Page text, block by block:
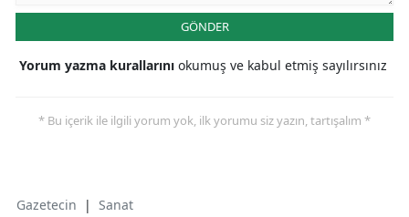
GÖNDER
Yorum yazma kurallarını okumuş ve kabul etmiş sayılırsınız
* Bu içerik ile ilgili yorum yok, ilk yorumu siz yazın, tartışalım *
Gazetecin | Sanat